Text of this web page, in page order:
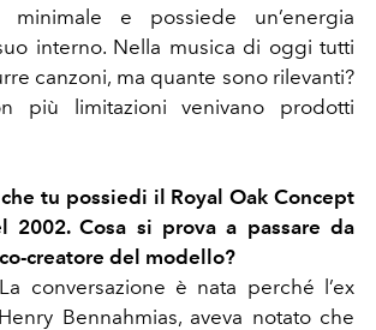
minimale e possiede un’energia
interno. Nella musica di oggi tutti
canzoni, ma quante sono rilevanti?
più limitazioni venivano prodotti
che tu possiedi il Royal Oak Concept
2002. Cosa si prova a passare da
creatore del modello?
conversazione è nata perché l’ex
Bennahmias, aveva notato che